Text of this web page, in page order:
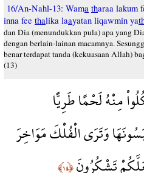
16/An-Nahl-13: Wama tharaa lakum
inna fee thalika laayatan liqawmin ya
dan Dia (menundukkan pula) apa yang
dengan berlain-lainan macamnya.
benar terdapat tanda (kekuasaan Allah)
(13)
مِنْهُ لَحْمًا طَرِيًّا
وَتَرَى الْفُلْكَ مَوَاخِرَ
تَشْكُرُونَ﴿١٤﴾